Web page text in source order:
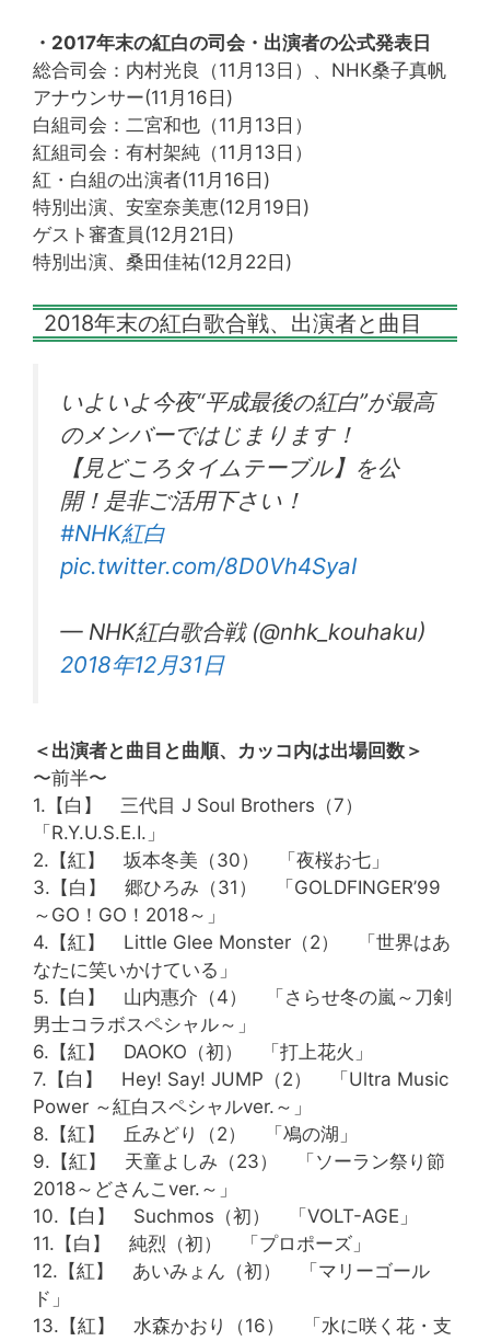
・2017年末の紅白の司会・出演者の公式発表日
総合司会：内村光良（11月13日）、NHK桑子真帆
アナウンサー(11月16日)
白組司会：二宮和也（11月13日）
紅組司会：有村架純（11月13日）
紅・白組の出演者(11月16日)
特別出演、安室奈美恵(12月19日)
ゲスト審査員(12月21日)
特別出演、桑田佳祐(12月22日)
2018年末の紅白歌合戦、出演者と曲目
いよいよ今夜“平成最後の紅白”が最高
のメンバーではじまります！
【見どころタイムテーブル】を公
開！是非ご活用下さい！
#NHK紅白
pic.twitter.com/8D0Vh4SyaI
— NHK紅白歌合戦 (@nhk_kouhaku)
2018年12月31日
＜出演者と曲目と曲順、カッコ内は出場回数＞
〜前半〜
1.【白】 三代目 J Soul Brothers（7）
「R.Y.U.S.E.I.」
2.【紅】 坂本冬美（30） 「夜桜お七」
3.【白】 郷ひろみ（31） 「GOLDFINGER’99
～GO！GO！2018～」
4.【紅】 Little Glee Monster（2） 「世界はあ
なたに笑いかけている」
5.【白】 山内惠介（4） 「さらせ冬の嵐～刀剣
男士コラボスペシャル～」
6.【紅】 DAOKO（初） 「打上花火」
7.【白】 Hey! Say! JUMP（2） 「Ultra Music
Power ～紅白スペシャルver.～」
8.【紅】 丘みどり（2） 「鳰の湖」
9.【紅】 天童よしみ（23） 「ソーラン祭り節
2018～どさんこver.～」
10.【白】 Suchmos（初） 「VOLT-AGE」
11.【白】 純烈（初） 「プロポーズ」
12.【紅】 あいみょん（初） 「マリーゴール
ド」
13.【紅】 水森かおり（16） 「水に咲く花・支